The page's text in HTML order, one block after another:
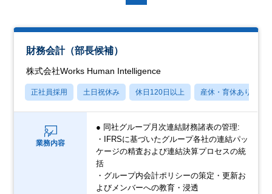
財務会計（部長候補）
株式会社Works Human Intelligence
正社員採用 土日祝休み 休日120日以上 産休・育休あり
業務内容
● 同社グループ月次連結財務諸表の管理:
・IFRSに基づいたグループ各社の連結パッ
ケージの精査および連結決算プロセスの統
括
・グループ内会計ポリシーの策定・更新お
よびメンバーへの教育・浸透